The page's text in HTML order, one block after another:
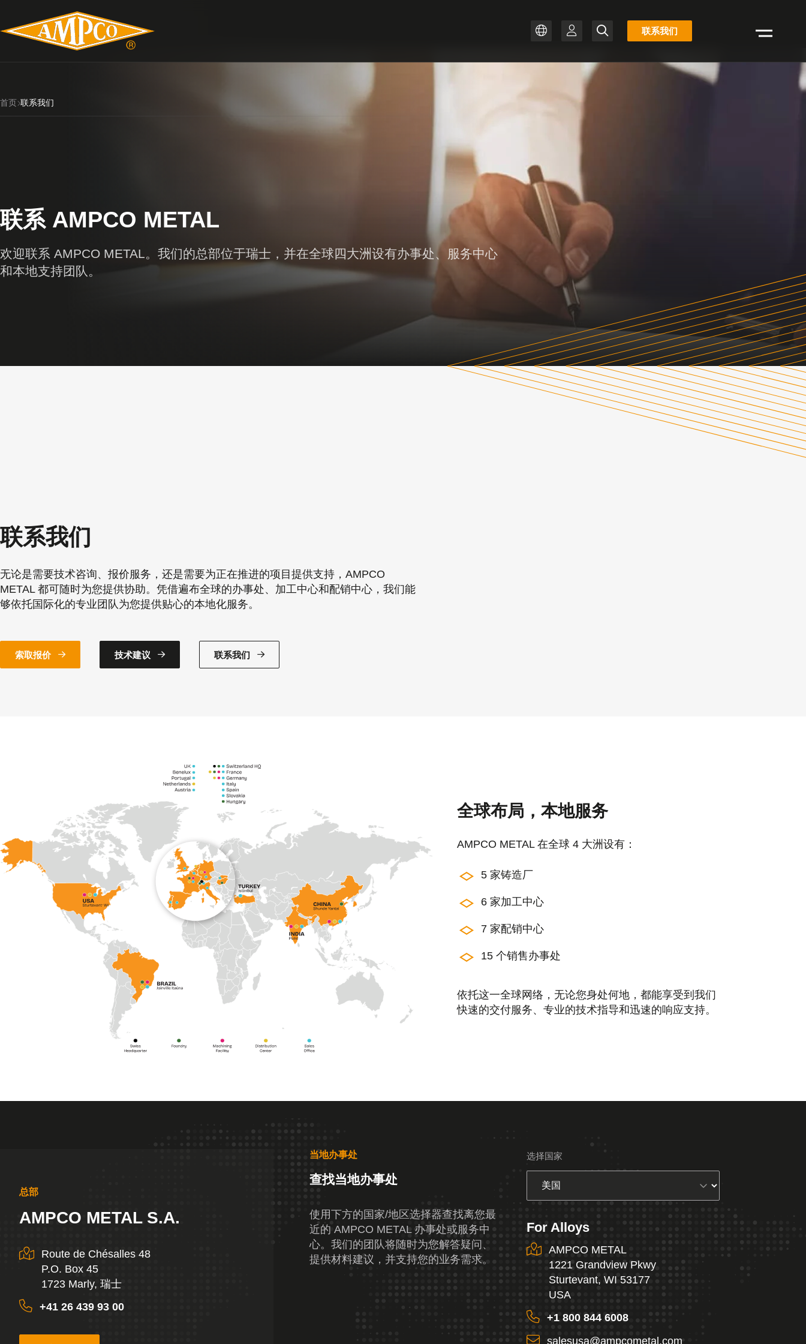
FR
库
清
搜
联系我们
首页 联系我们
联系 AMPCO METAL
欢迎联系 AMPCO METAL。我们的总部位于瑞士，并在全球四大洲设有办事处、服务中心
和本地支持团队。
联系我们
无论是需要技术咨询、报价服务，还是需要为正在推进的项目提供支持，AMPCO
METAL 都可随时为您提供协助。凭借遍布全球的办事处、加工中心和配销中心，我们能
够依托国际化的专业团队为您提供贴心的本地化服务。
索取报价 技术建议 联系我们
全球布局，本地服务
AMPCO METAL 在全球 4 大洲设有：
5 家铸造厂
6 家加工中心
7 家配销中心
15 个销售办事处
依托这一全球网络，无论您身处何地，都能享受到我们
快速的交付服务、专业的技术指导和迅速的响应支持。
总部
AMPCO METAL S.A.
Route de Chésalles 48
P.O. Box 45
1723 Marly, 瑞士
+41 26 439 93 00
当地办事处
查找当地办事处
使用下方的国家/地区选择器查找离您最
近的 AMPCO METAL 办事处或服务中
心。我们的团队将随时为您解答疑问、
提供材料建议，并支持您的业务需求。
选择国家
For Alloys
AMPCO METAL
1221 Grandview Pkwy
Sturtevant, WI 53177
USA
+1 800 844 6008
salesusa@ampcometal.com